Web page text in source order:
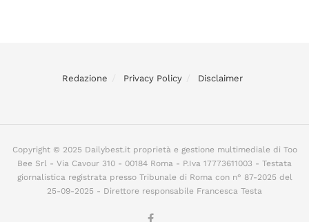
Redazione Privacy Policy Disclaimer
Copyright © 2025 Dailybest.it proprietà e gestione multimediale di Too
Bee Srl - Via Cavour 310 - 00184 Roma - P.Iva 17773611003 - Testata
giornalistica registrata presso Tribunale di Roma con n° 87-2025 del
25-09-2025 - Direttore responsabile Francesca Testa